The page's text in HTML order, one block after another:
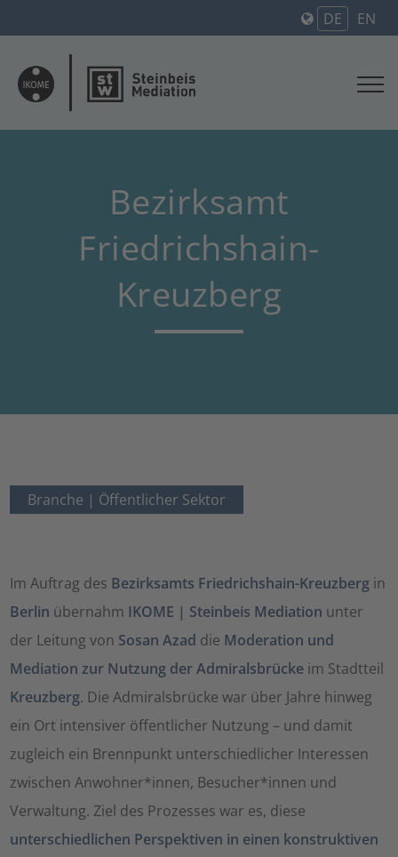
DE EN
Bezirksamt
Friedrichshain-
Kreuzberg
Branche | Öffentlicher Sektor
Im Auftrag des Bezirksamts Friedrichshain-Kreuzberg in
Berlin übernahm IKOME | Steinbeis Mediation unter
der Leitung von Sosan Azad die Moderation und
Mediation zur Nutzung der Admiralsbrücke im Stadtteil
Kreuzberg. Die Admiralsbrücke war über Jahre hinweg
ein Ort intensiver öffentlicher Nutzung – und damit
zugleich ein Brennpunkt unterschiedlicher Interessen
zwischen Anwohner*innen, Besucher*innen und
Verwaltung. Ziel des Prozesses war es, diese
unterschiedlichen Perspektiven in einen konstruktiven